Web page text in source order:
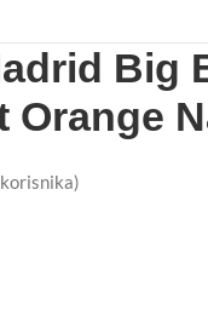
Big
Orange